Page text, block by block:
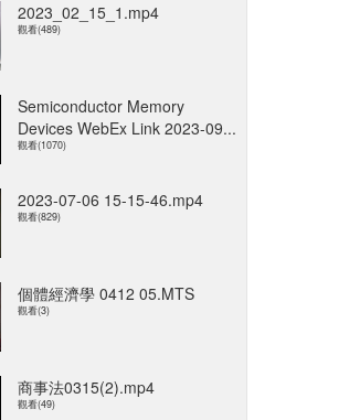
2023_02_15_1.mp4
觀看(489)
Semiconductor Memory
Devices WebEx Link 2023-09...
觀看(1070)
2023-07-06 15-15-46.mp4
觀看(829)
個體經濟學 0412 05.MTS
觀看(3)
商事法0315(2).mp4
觀看(49)